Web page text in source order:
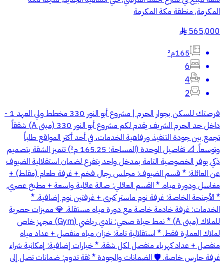
المكرمة, منطقة مكة المكرمة
565,000
§
165م²
6
4
2
فرصتك للسكن بجوار الحرم | مشروع أبو النور 330 مخطط ولي العهد 1 -
داخل حد الحرم الشريف يقدم لكم مشروع أبو النور 330 (مبنى A) شققاً
تجمع بين جودة التنفيذ ورفاهية الخدمات، في أحد أكثر المواقع طلباً
وتوسعاً. 📐 تفاصيل الوحدة (المساحة: 165.25 م²) تتميز الشقة بتصميم
ذكي يوفر الخصوصية التامة بمدخل واحد يتفرع لضمان استقلالية الضيوف
عن العائلة: * قسم الضيوف: مجلس رجال فخم + غرفة طعام (مقلط) +
مغاسل ودورة مياه. * القسم العائلي: صالة عائلية واسعة + مطبخ عصري.
* الأجنحة الخاصة: غرفة نوم ماستر كبرى + غرفتين نوم إضافية. *
الخدمات: غرفة خادمة خاصة مع دورة مياه مستقلة. 💎 مميزات حصرية
للملاك (مبنى A) * نمط حياة صحي: نادي رياضي (Gym) مجهز خاص
لملاك العمارة فقط. * استقلالية تامة: خزان مياه منفصل + عداد مياه
منفصل + عداد كهرباء منفصل لكل شقة. * خيارات إضافية: إمكانية شراء
غرفة حارس خاصة. 🛡️ الضمانات والجودة * ثقة تدوم: ضمانات تصل إلى